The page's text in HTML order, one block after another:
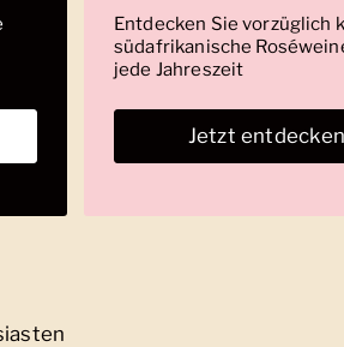
Entdecken Sie vorzüglich
südafrikanische
jede Jahreszeit
Jetzt